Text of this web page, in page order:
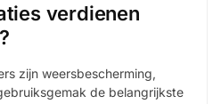
verdienen
zijn weersbescherming,
de belangrijkste